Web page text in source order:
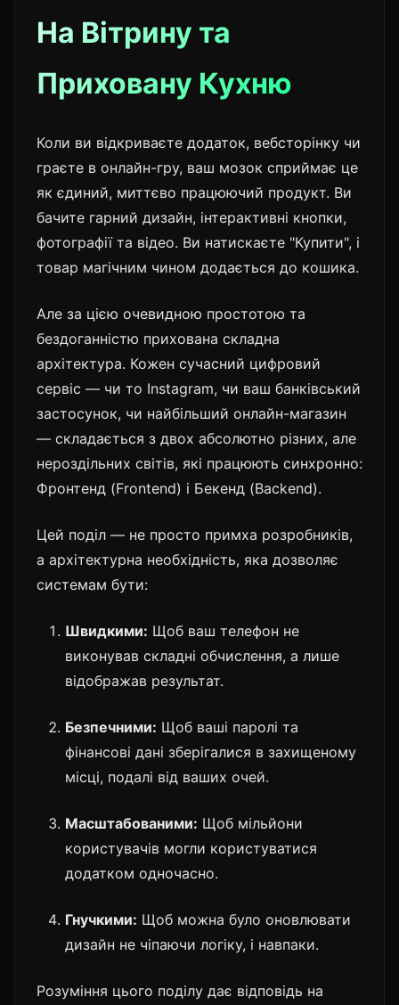
На Вітрину та
Приховану Кухню
Коли ви відкриваєте додаток, вебсторінку чи
граєте в онлайн-гру, ваш мозок сприймає це
як єдиний, миттєво працюючий продукт. Ви
бачите гарний дизайн, інтерактивні кнопки,
фотографії та відео. Ви натискаєте "Купити", і
товар магічним чином додається до кошика.
Але за цією очевидною простотою та
бездоганністю прихована складна
архітектура. Кожен сучасний цифровий
сервіс — чи то Instagram, чи ваш банківський
застосунок, чи найбільший онлайн-магазин
— складається з двох абсолютно різних, але
нероздільних світів, які працюють синхронно:
Фронтенд (Frontend) і Бекенд (Backend).
Цей поділ — не просто примха розробників,
а архітектурна необхідність, яка дозволяє
системам бути:
Швидкими: Щоб ваш телефон не
виконував складні обчислення, а лише
відображав результат.
Безпечними: Щоб ваші паролі та
фінансові дані зберігалися в захищеному
місці, подалі від ваших очей.
Масштабованими: Щоб мільйони
користувачів могли користуватися
додатком одночасно.
Гнучкими: Щоб можна було оновлювати
дизайн не чіпаючи логіку, і навпаки.
Розуміння цього поділу дає відповідь на